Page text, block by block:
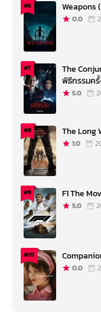
#6 Weapons
0.0
#7
The
พิธีกรรมค
5.0
#8 The Long
1.0
#9 F1 The
5.0
#10
0.0